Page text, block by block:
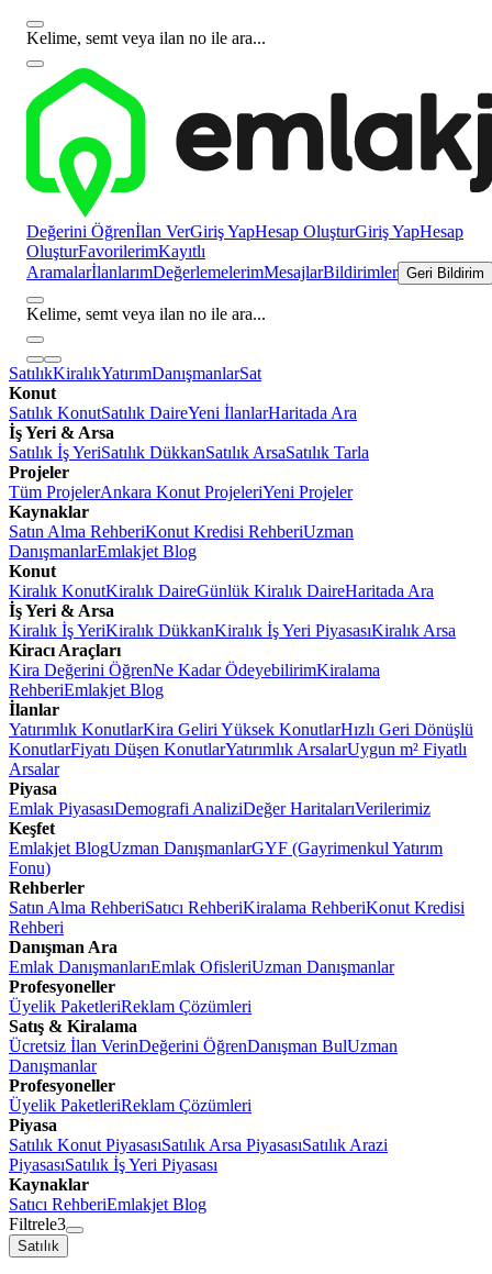
Kelime, semt veya ilan no ile ara...
Değerini Öğrenİlan VerGiriş YapHesap OluşturGiriş YapHesap
OluşturFavorilerimKayıtlı
AramalarİlanlarımDeğerlemelerimMesajlarBildirimler Geri Bildirim
Kelime, semt veya ilan no ile ara...
SatılıkKiralıkYatırımDanışmanlarSat
Konut
Satılık KonutSatılık DaireYeni İlanlarHaritada Ara
İş Yeri & Arsa
Satılık İş YeriSatılık DükkanSatılık ArsaSatılık Tarla
Projeler
Tüm ProjelerAnkara Konut ProjeleriYeni Projeler
Kaynaklar
Satın Alma RehberiKonut Kredisi RehberiUzman
DanışmanlarEmlakjet Blog
Konut
Kiralık KonutKiralık DaireGünlük Kiralık DaireHaritada Ara
İş Yeri & Arsa
Kiralık İş YeriKiralık DükkanKiralık İş Yeri PiyasasıKiralık Arsa
Kiracı Araçları
Kira Değerini ÖğrenNe Kadar ÖdeyebilirimKiralama
RehberiEmlakjet Blog
İlanlar
Yatırımlık KonutlarKira Geliri Yüksek KonutlarHızlı Geri Dönüşlü
KonutlarFiyatı Düşen KonutlarYatırımlık ArsalarUygun m² Fiyatlı
Arsalar
Piyasa
Emlak PiyasasıDemografi AnaliziDeğer HaritalarıVerilerimiz
Keşfet
Emlakjet BlogUzman DanışmanlarGYF (Gayrimenkul Yatırım
Fonu)
Rehberler
Satın Alma RehberiSatıcı RehberiKiralama RehberiKonut Kredisi
Rehberi
Danışman Ara
Emlak DanışmanlarıEmlak OfisleriUzman Danışmanlar
Profesyoneller
Üyelik PaketleriReklam Çözümleri
Satış & Kiralama
Ücretsiz İlan VerinDeğerini ÖğrenDanışman BulUzman
Danışmanlar
Profesyoneller
Üyelik PaketleriReklam Çözümleri
Piyasa
Satılık Konut PiyasasıSatılık Arsa PiyasasıSatılık Arazi
PiyasasıSatılık İş Yeri Piyasası
Kaynaklar
Satıcı RehberiEmlakjet Blog
Filtrele3
Satılık